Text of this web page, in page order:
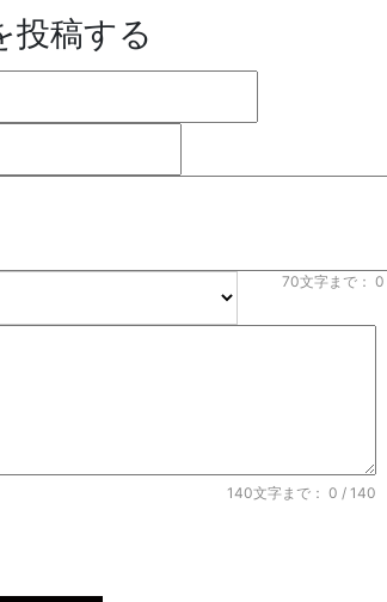
投稿する
70文字まで：0
140文字まで：0 / 140